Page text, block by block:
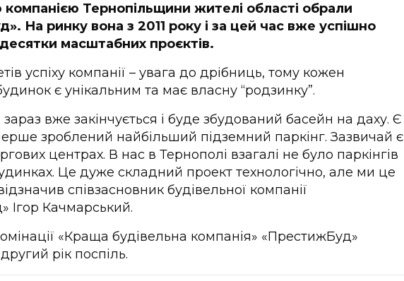
компанією Тернопільщини жителі області обрали
На ринку вона з 2011 року і за цей час вже успішно
масштабних проєктів.
успіху компанії – увага до дрібниць, тому кожен
є унікальним та має власну “родзинку”.
вже закінчується і буде збудований басейн на даху. Є
зроблений найбільший підземний паркінг. Зазвичай є
центрах. В нас в Тернополі взагалі не було паркінгів
Це дуже складний проект технологічно, але ми це
співзасновник будівельної компанії
Ігор Качмарський.
«Краща будівельна компанія» «ПрестижБуд»
рік поспіль.